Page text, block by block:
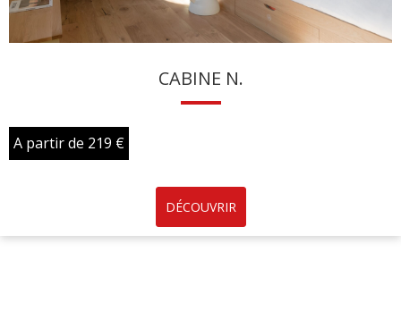
CABINE N.
A partir de 219 €
DÉCOUVRIR